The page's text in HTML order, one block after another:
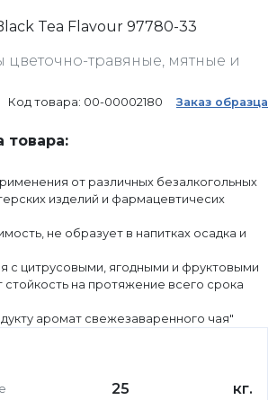
Tea Flavour 97780-33
цветочно-травяные, мятные и
Код товара: 00-00002180 Заказ образца
товара:
от различных безалкогольных
изделий и фармацевтичесих
не образует в напитках осадка и
с цитрусовыми, ягодными и фруктовыми
стойкость на протяжение всего срока
аромат свежезаваренного чая"
25 кг.